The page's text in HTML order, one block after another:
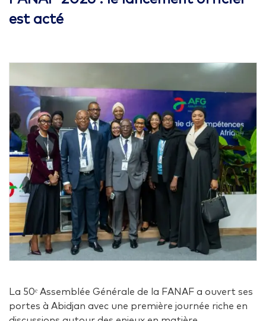
est acté
La 50ᵉ Assemblée Générale de la FANAF a ouvert ses
portes à Abidjan avec une première journée riche en